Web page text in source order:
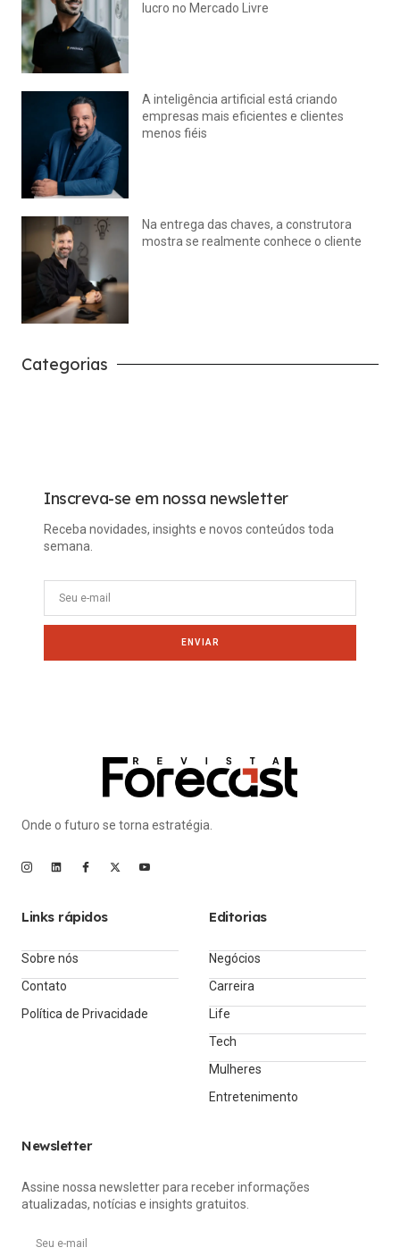
lucro no Mercado Livre
A inteligência artificial está criando
empresas mais eficientes e clientes
menos fiéis
Na entrega das chaves, a construtora
mostra se realmente conhece o cliente
Categorias
Inscreva-se em nossa newsletter
Receba novidades, insights e novos conteúdos toda
semana.
ENVIAR
Onde o futuro se torna estratégia.
Links rápidos
Sobre nós
Contato
Política de Privacidade
Editorias
Negócios
Carreira
Life
Tech
Mulheres
Entretenimento
Newsletter
Assine nossa newsletter para receber informações
atualizadas, notícias e insights gratuitos.